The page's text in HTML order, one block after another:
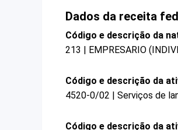
Dados da receita
Código e descrição da
213 | EMPRESARIO
Código e descrição da
4520-0/02 | Serviços de
Código e descrição da